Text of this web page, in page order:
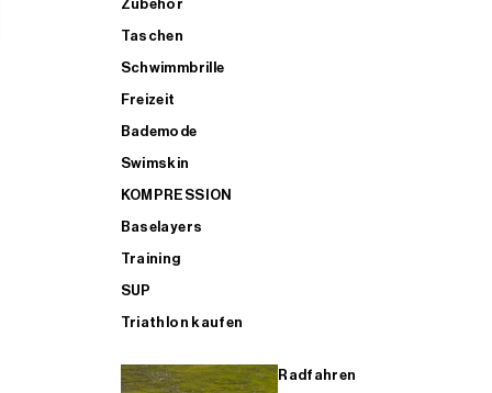
Zubehör
Taschen
Schwimmbrille
Freizeit
Bademode
Swimskin
KOMPRESSION
Baselayers
Training
SUP
Triathlon kaufen
Radfahren